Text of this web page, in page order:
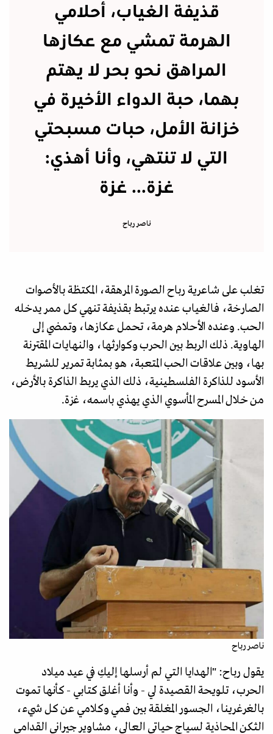
قذيفة الغياب، أحلامي
الهرمة تمشي مع عكازها
المراهق نحو بحر لا يهتم
بهما، حبة الدواء الأخيرة في
خزانة الأمل، حبات مسبحتي
التي لا تنتهي، وأنا أهذي:
غزة... غزة
ناصر رباح
تغلب على شاعرية رباح الصورة المرهقة، المكتظة بالأصوات
الصارخة، فالغياب عنده يرتبط بقذيفة تنهي كل ممر يدخله
الحب. وعنده الأحلام هرمة، تحمل عكازها، وتمضي إلى
الهاوية. ذلك الربط بين الحرب وكوارثها، والنهايات المقترنة
بها، وبين علاقات الحب المتعبة، هو بمثابة تمرير للشريط
الأسود للذاكرة الفلسطينية، ذلك الذي يربط الذاكرة بالأرض،
من خلال المسرح المأسوي الذي يهذي باسمه، غزة.
ناصر رباح
يقول رباح: "الهدايا التي لم أرسلها إليكِ في عيد ميلاد
الحرب، تلويحة القصيدة لي - وأنا أغلق كتابي - كأنها تموت
بالغرغرينا، الجسور المغلقة بين فمي وكلامي عن كل شيء،
الثكن المحاذية لسياج حياتي العالي، مشاوير جيراني القدامى